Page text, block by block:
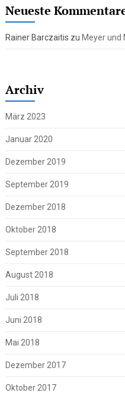
Neueste
Rainer Barczaitis zu Meyer und
Archiv
März 2023
Januar 2020
Dezember 2019
September 2019
Dezember 2018
Oktober 2018
September 2018
August 2018
Juli 2018
Juni 2018
Mai 2018
Dezember 2017
Oktober 2017